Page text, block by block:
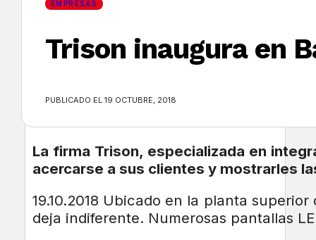
EMPRESAS
Trison inaugura en
PUBLICADO EL 19 OCTUBRE, 2018
La firma Trison, especializada en
acercarse a sus clientes y mostrarles
19.10.2018 Ubicado en la planta
deja indiferente. Numerosas pantallas